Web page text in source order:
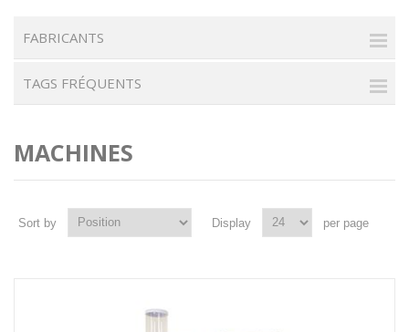
FABRICANTS
TAGS FRÉQUENTS
MACHINES
Sort by Display per page